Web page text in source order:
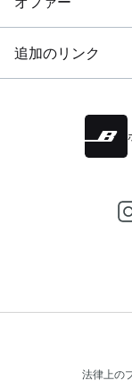
追加のリンク
法律上の